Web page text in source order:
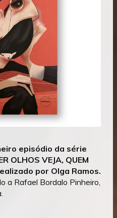
episódio da série
OLHOS VEJA, QUEM
por Olga Ramos.
a Rafael Bordalo Pinheiro,